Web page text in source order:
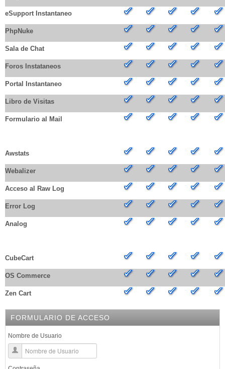
eSupport Instantaneo
PhpNuke
Sala de Chat
Foros Instataneos
Portal Instantaneo
Libro de Visitas
Formulario al Mail
Awstats
Webalizer
Acceso al Raw Log
Error Log
Analog
CubeCart
OS Commerce
Zen Cart
FORMULARIO DE ACCESO
Nombre de Usuario